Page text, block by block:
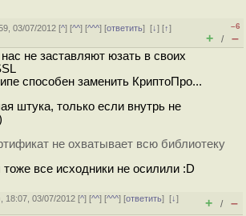
03/07/2012 [^] [^^] [^^^] [ответить][↓] [↑]
–6
+ / –
не заставляют юзать в своих
способен заменить КриптоПро...
штука, только если внутрь не
не охватывает всю библиотеку
все исходники не осилили :D
18:07, 03/07/2012 [^] [^^] [^^^] [ответить][↓]
+ / –